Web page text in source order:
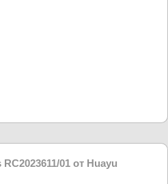
01 от Huayu